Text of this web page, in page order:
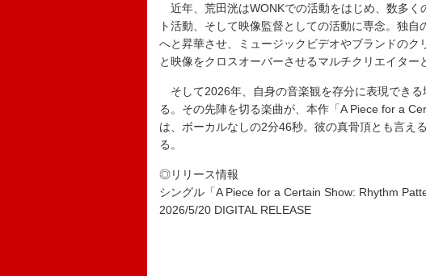
近年、荒田洸はWONKでの活動をはじめ、数多く
ト活動、そして映像監督としての活動に専念。独
へと昇華させ、ミュージックビデオやブランドの
と映像をクロスオーバーさせるマルチクリエイター
そして2026年、自身の音楽観を存分に表現でき
る。その先陣を切る楽曲が、本作「A Piece for a
は、ボーカルなしの2分46秒。彼の真骨頂とも言え
る。
◎リリース情報
シングル「A Piece for a Certain Show: Rhythm
2026/5/20 DIGITAL RELEASE